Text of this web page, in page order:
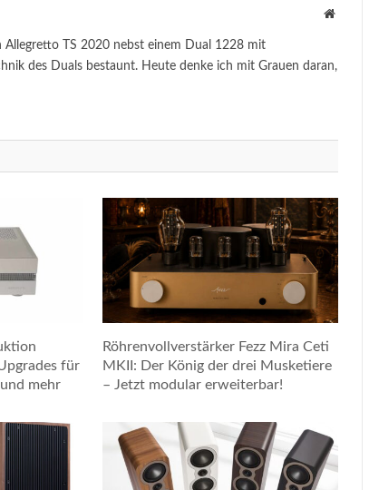
Website
TS 2020 nebst einem Dual 1228 mit
des Duals bestaunt. Heute denke ich mit Grauen daran,
für
mehr
Röhrenvollverstärker Fezz Mira Ceti
MKII: Der König der drei Musketiere
– Jetzt modular erweiterbar!